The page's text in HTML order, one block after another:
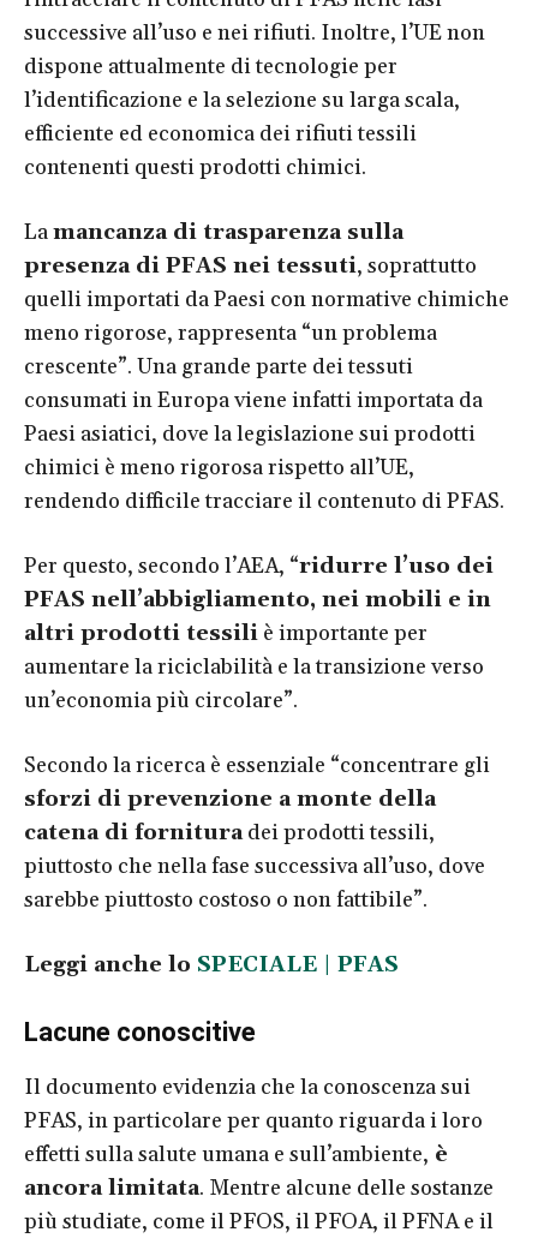
successive all’uso e nei rifiuti. Inoltre, l’UE non
dispone attualmente di tecnologie per
l’identificazione e la selezione su larga scala,
efficiente ed economica dei rifiuti tessili
contenenti questi prodotti chimici.
Lamancanza di trasparenza sulla
presenza di PFAS nei tessuti, soprattutto
quelli importati da Paesi con normative chimiche
meno rigorose, rappresenta “un problema
crescente”. Una grande parte dei tessuti
consumati in Europa viene infatti importata da
Paesi asiatici, dove la legislazione sui prodotti
chimici è meno rigorosa rispetto all’UE,
rendendo difficile tracciare il contenuto di PFAS.
Per questo, secondo l’AEA, “ridurre l’uso dei
PFAS nell’abbigliamento, nei mobili e in
altri prodotti tessili è importante per
aumentare la riciclabilità e la transizione verso
un’economia più circolare”.
Secondo la ricerca è essenziale “concentrare gli
sforzi di prevenzione a monte della
catena di fornituradei prodotti tessili,
piuttosto che nella fase successiva all’uso, dove
sarebbe piuttosto costoso o non fattibile”.
Leggi anche lo SPECIALE | PFAS
Lacune conoscitive
Il documento evidenzia che la conoscenza sui
PFAS, in particolare per quanto riguarda i loro
effetti sulla salute umana e sull’ambiente, è
ancora limitata. Mentre alcune delle sostanze
più studiate, come il PFOS, il PFOA, il PFNA e il